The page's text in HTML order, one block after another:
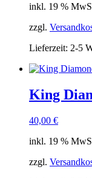
inkl. 19 %
zzgl.
Lieferzeit: 2-5
King
40,00 €
inkl. 19 %
zzgl.